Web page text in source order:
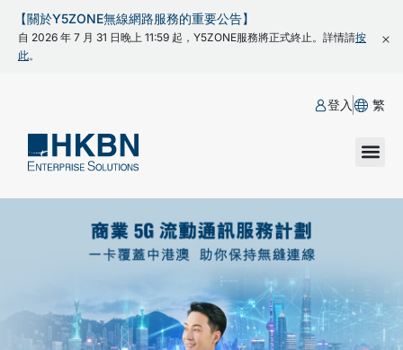
【關於Y5ZONE無線網路服務的重要公告】
自 2026 年 7 月 31 日晚上 11:59 起，Y5ZONE服務將正式終止。詳情請按
此。
登入 繁